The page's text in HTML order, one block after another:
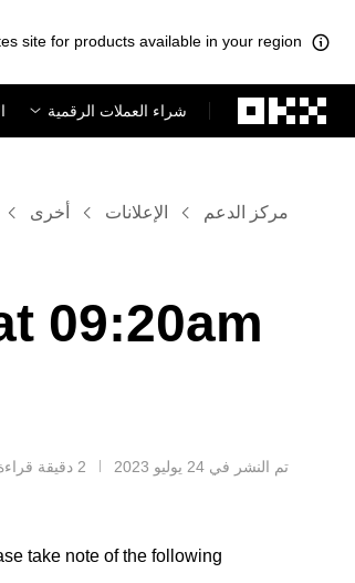
site for products available in your region.
شراء العملات الرقمية
مركز الدعم الإعلانات أخرى
09:20am
تم النشر في ‏24 يوليو 2023 2 دقيقة قراءة
take note of the following